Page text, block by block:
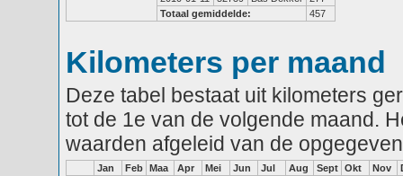
Totaal gemiddelde:
457
Kilometers per maand
Deze tabel bestaat uit kilometers
tot de 1e van de volgende maand.
waarden afgeleid van de
Jan Feb Maa Apr Mei Jun Jul Aug Sept Okt Nov